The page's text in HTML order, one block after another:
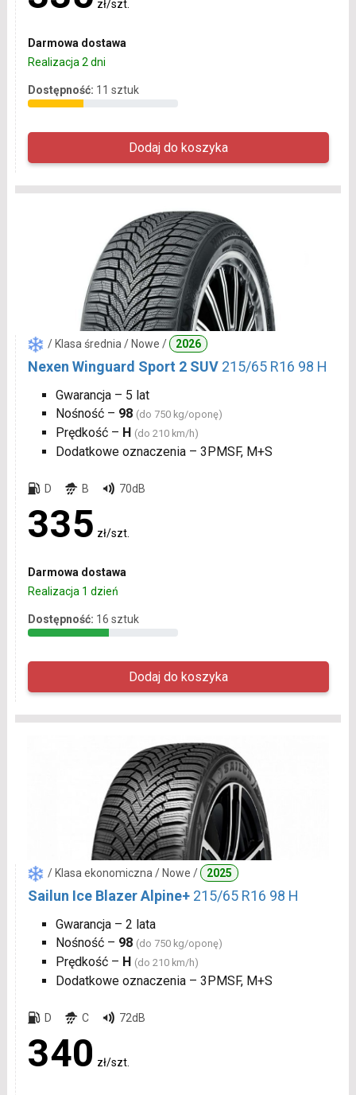
zł/szt.
Darmowa dostawa
Realizacja 2 dni
Dostępność: 11 sztuk
/ Klasa średnia / Nowe / 2026
Nexen Winguard Sport 2 SUV 215/65 R16 98 H
Gwarancja – 5 lat
Nośność – 98 (do 750 kg/oponę)
Prędkość – H (do 210 km/h)
Dodatkowe oznaczenia – 3PMSF, M+S
D B 70dB
335 zł/szt.
Darmowa dostawa
Realizacja 1 dzień
Dostępność: 16 sztuk
/ Klasa ekonomiczna / Nowe / 2025
Sailun Ice Blazer Alpine+ 215/65 R16 98 H
Gwarancja – 2 lata
Nośność – 98 (do 750 kg/oponę)
Prędkość – H (do 210 km/h)
Dodatkowe oznaczenia – 3PMSF, M+S
D C 72dB
340 zł/szt.